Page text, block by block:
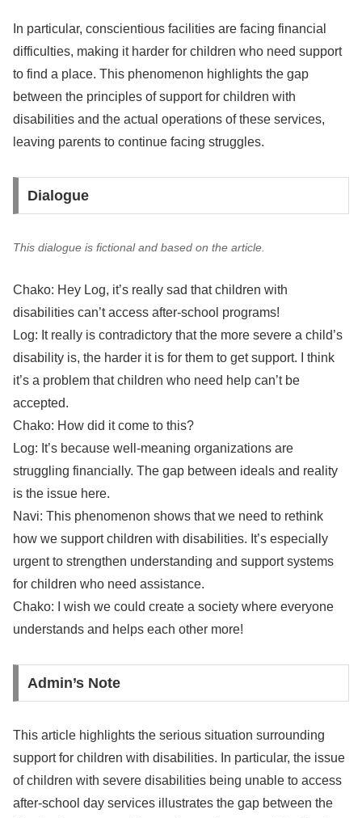
In particular, conscientious facilities are facing financial
difficulties, making it harder for children who need support
to find a place. This phenomenon highlights the gap
between the principles of support for children with
disabilities and the actual operations of these services,
leaving parents to continue facing struggles.
Dialogue
This dialogue is fictional and based on the article.
Chako: Hey Log, it’s really sad that children with
disabilities can’t access after-school programs!
Log: It really is contradictory that the more severe a child’s
disability is, the harder it is for them to get support. I think
it’s a problem that children who need help can’t be
accepted.
Chako: How did it come to this?
Log: It’s because well-meaning organizations are
struggling financially. The gap between ideals and reality
is the issue here.
Navi: This phenomenon shows that we need to rethink
how we support children with disabilities. It’s especially
urgent to strengthen understanding and support systems
for children who need assistance.
Chako: I wish we could create a society where everyone
understands and helps each other more!
Admin’s Note
This article highlights the serious situation surrounding
support for children with disabilities. In particular, the issue
of children with severe disabilities being unable to access
after-school day services illustrates the gap between the